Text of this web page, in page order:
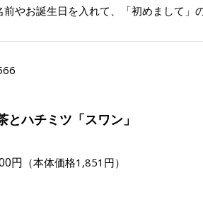
やお誕生日を入れて、「初めまして」
とハチミツ「スワン」
円 （本体価格1,851円）